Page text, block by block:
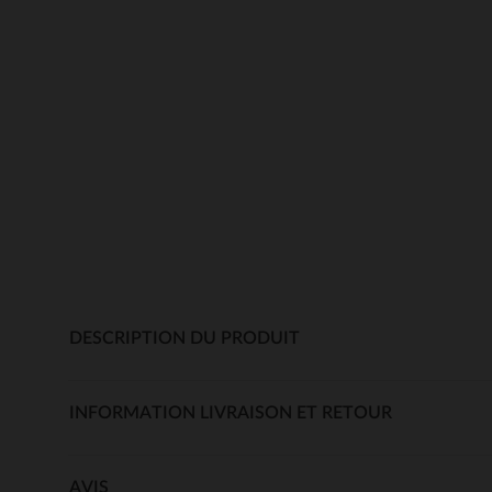
DESCRIPTION DU PRODUIT
INFORMATION LIVRAISON ET RETOUR
AVIS